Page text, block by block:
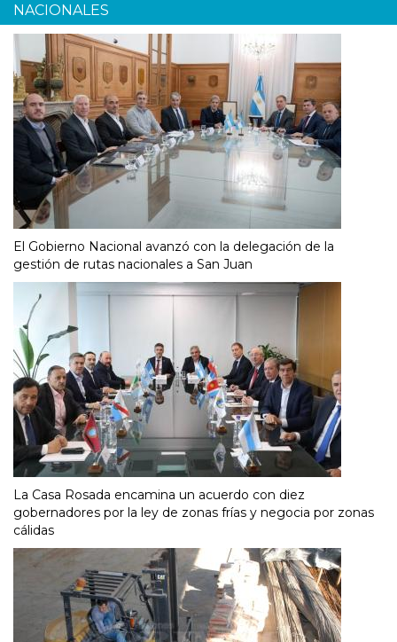
NACIONALES
El Gobierno Nacional avanzó con la delegación de la
gestión de rutas nacionales a San Juan
La Casa Rosada encamina un acuerdo con diez
gobernadores por la ley de zonas frías y negocia por zonas
cálidas